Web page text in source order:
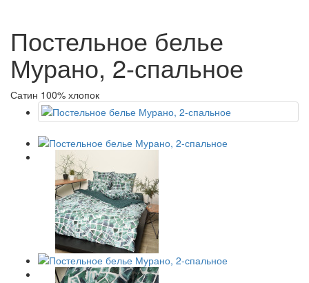
Постельное белье
Мурано, 2-спальное
Сатин 100% хлопок